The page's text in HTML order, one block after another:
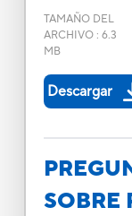
TAMAÑO DEL
ARCHIVO: 6.3
MB
Descargar
SOBRE